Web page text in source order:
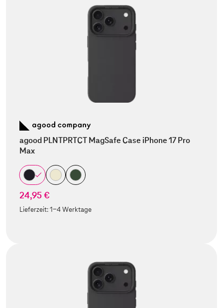
agood PLNTPRTCT MagSafe Case iPhone 17 Pro
Max
24,95 €
Lieferzeit:1-4 Werktage